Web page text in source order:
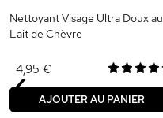
Nettoyant Visage Ultra Doux au
Lait de Chèvre
4,95 €
AJOUTER AU PANIER
‹